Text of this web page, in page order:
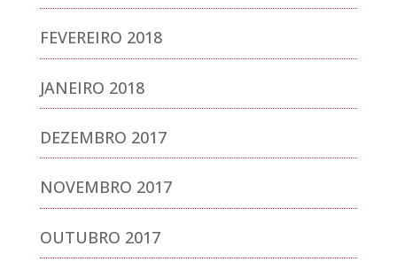
FEVEREIRO 2018
JANEIRO 2018
DEZEMBRO 2017
NOVEMBRO 2017
OUTUBRO 2017